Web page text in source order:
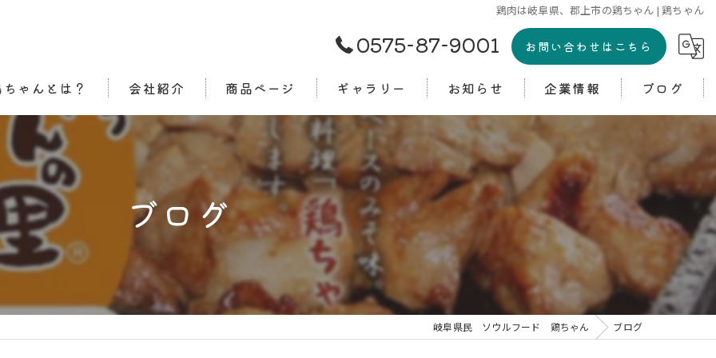
鶏肉は岐阜県、郡上市の鶏ちゃん | 鶏ちゃん
0575-87-9001 お問い合わせはこちら
ゃんとは？ 会社紹介 商品ページ ギャラリー お知らせ 企業情報 ブログ
ブログ
岐阜県民 ソウルフード 鶏ちゃん ブログ